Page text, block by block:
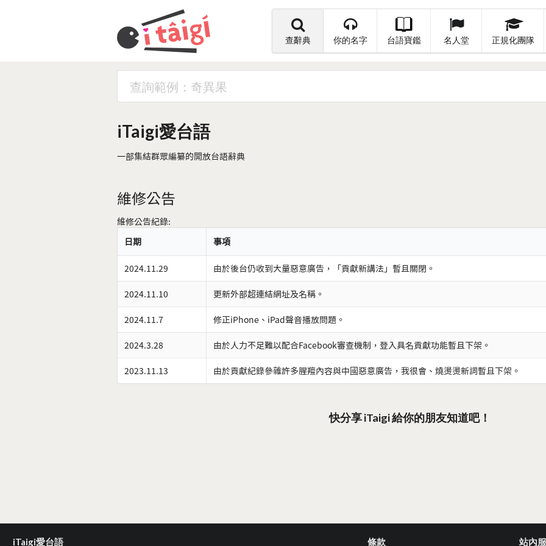
查辭典 你的名字 台語寶鑑 名人堂 正規化團隊
iTaigi愛台語
一部集結群眾編纂的開放台語辭典
維修公告
維修公告紀錄:
日期
事項
2024.11.29 由於後台仍收到大量惡意廣告，「貢獻新講法」暫且關閉。
2024.11.10 更新外部超連結網址及名稱。
2024.11.7 修正iPhone、iPad聲音播放問題。
2024.3.28 由於人力不足難以配合Facebook審查機制，登入具名貢獻功能暫且下架。
2023.11.13 由於貢獻紀錄參雜許多腥羶內容與中國惡意廣告，我很會、燒燙燙新詞暫且下架。
快分享 iTaigi 給你的朋友知道吧！
iTaigi愛台語 條款 站內